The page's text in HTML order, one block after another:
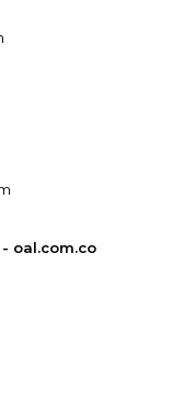
oal.com.co